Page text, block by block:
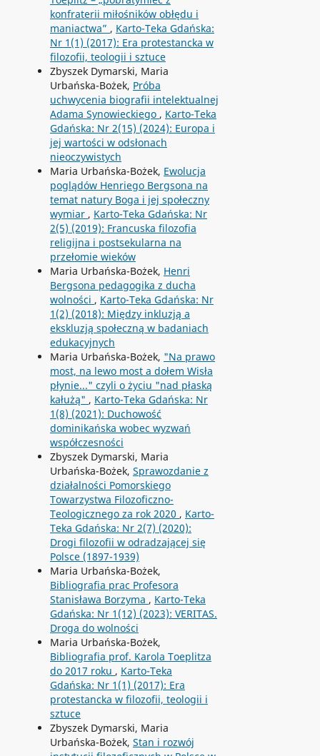
konfraterii miłośników obłędu i
maniactwa” , Karto-Teka Gdańska:
Nr 1(1) (2017): Era protestancka w
filozofii, teologii i sztuce
Zbyszek Dymarski, Maria
Urbańska-Bożek, Próba
uchwycenia biografii intelektualnej
Adama Synowieckiego , Karto-Teka
Gdańska: Nr 2(15) (2024): Europa i
jej wartości w odsłonach
nieoczywistych
Maria Urbańska-Bożek, Ewolucja
poglądów Henriego Bergsona na
temat natury Boga i jej społeczny
wymiar , Karto-Teka Gdańska: Nr
2(5) (2019): Francuska filozofia
religijna i postsekularna na
przełomie wieków
Maria Urbańska-Bożek, Henri
Bergsona pedagogika z ducha
wolności , Karto-Teka Gdańska: Nr
1(2) (2018): Między inkluzją a
ekskluzją społeczną w badaniach
edukacyjnych
Maria Urbańska-Bożek, "Na prawo
most, na lewo most a dołem Wisła
płynie..." czyli o życiu "nad płaską
kałużą" , Karto-Teka Gdańska: Nr
1(8) (2021): Duchowość
dominikańska wobec wyzwań
współczesności
Zbyszek Dymarski, Maria
Urbańska-Bożek, Sprawozdanie z
działalności Pomorskiego
Towarzystwa Filozoficzno-
Teologicznego za rok 2020 , Karto-
Teka Gdańska: Nr 2(7) (2020):
Drogi filozofii w odradzającej się
Polsce (1897-1939)
Maria Urbańska-Bożek,
Bibliografia prac Profesora
Stanisława Borzyma , Karto-Teka
Gdańska: Nr 1(12) (2023): VERITAS.
Droga do wolności
Maria Urbańska-Bożek,
Bibliografia prof. Karola Toeplitza
do 2017 roku , Karto-Teka
Gdańska: Nr 1(1) (2017): Era
protestancka w filozofii, teologii i
sztuce
Zbyszek Dymarski, Maria
Urbańska-Bożek, Stan i rozwój